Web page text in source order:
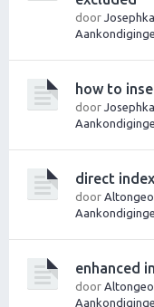
door
how to
door
direct
door
enhanced
door